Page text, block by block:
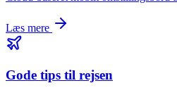
Læs mere
Gode tips til rejsen